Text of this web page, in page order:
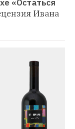
«Остаться
Ивана